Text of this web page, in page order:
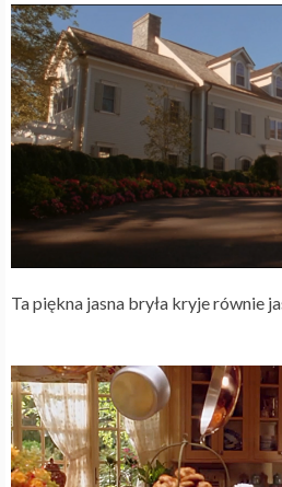
Ta piękna jasna bryła kryje równie